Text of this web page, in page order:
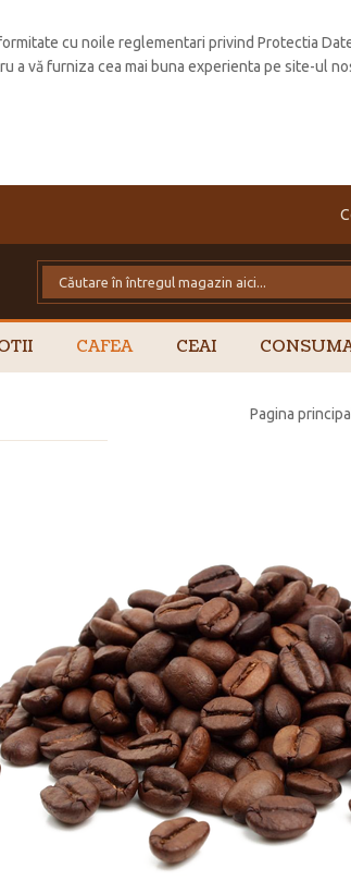
cu noile reglementari privind Protectia
vă furniza cea mai buna experienta pe site-ul
CAFEA CEAI
Pagina